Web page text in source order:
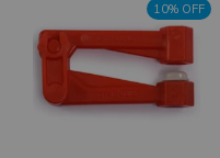
10% OFF